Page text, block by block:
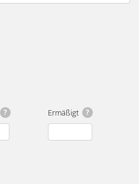
? ?
Ermäßigt